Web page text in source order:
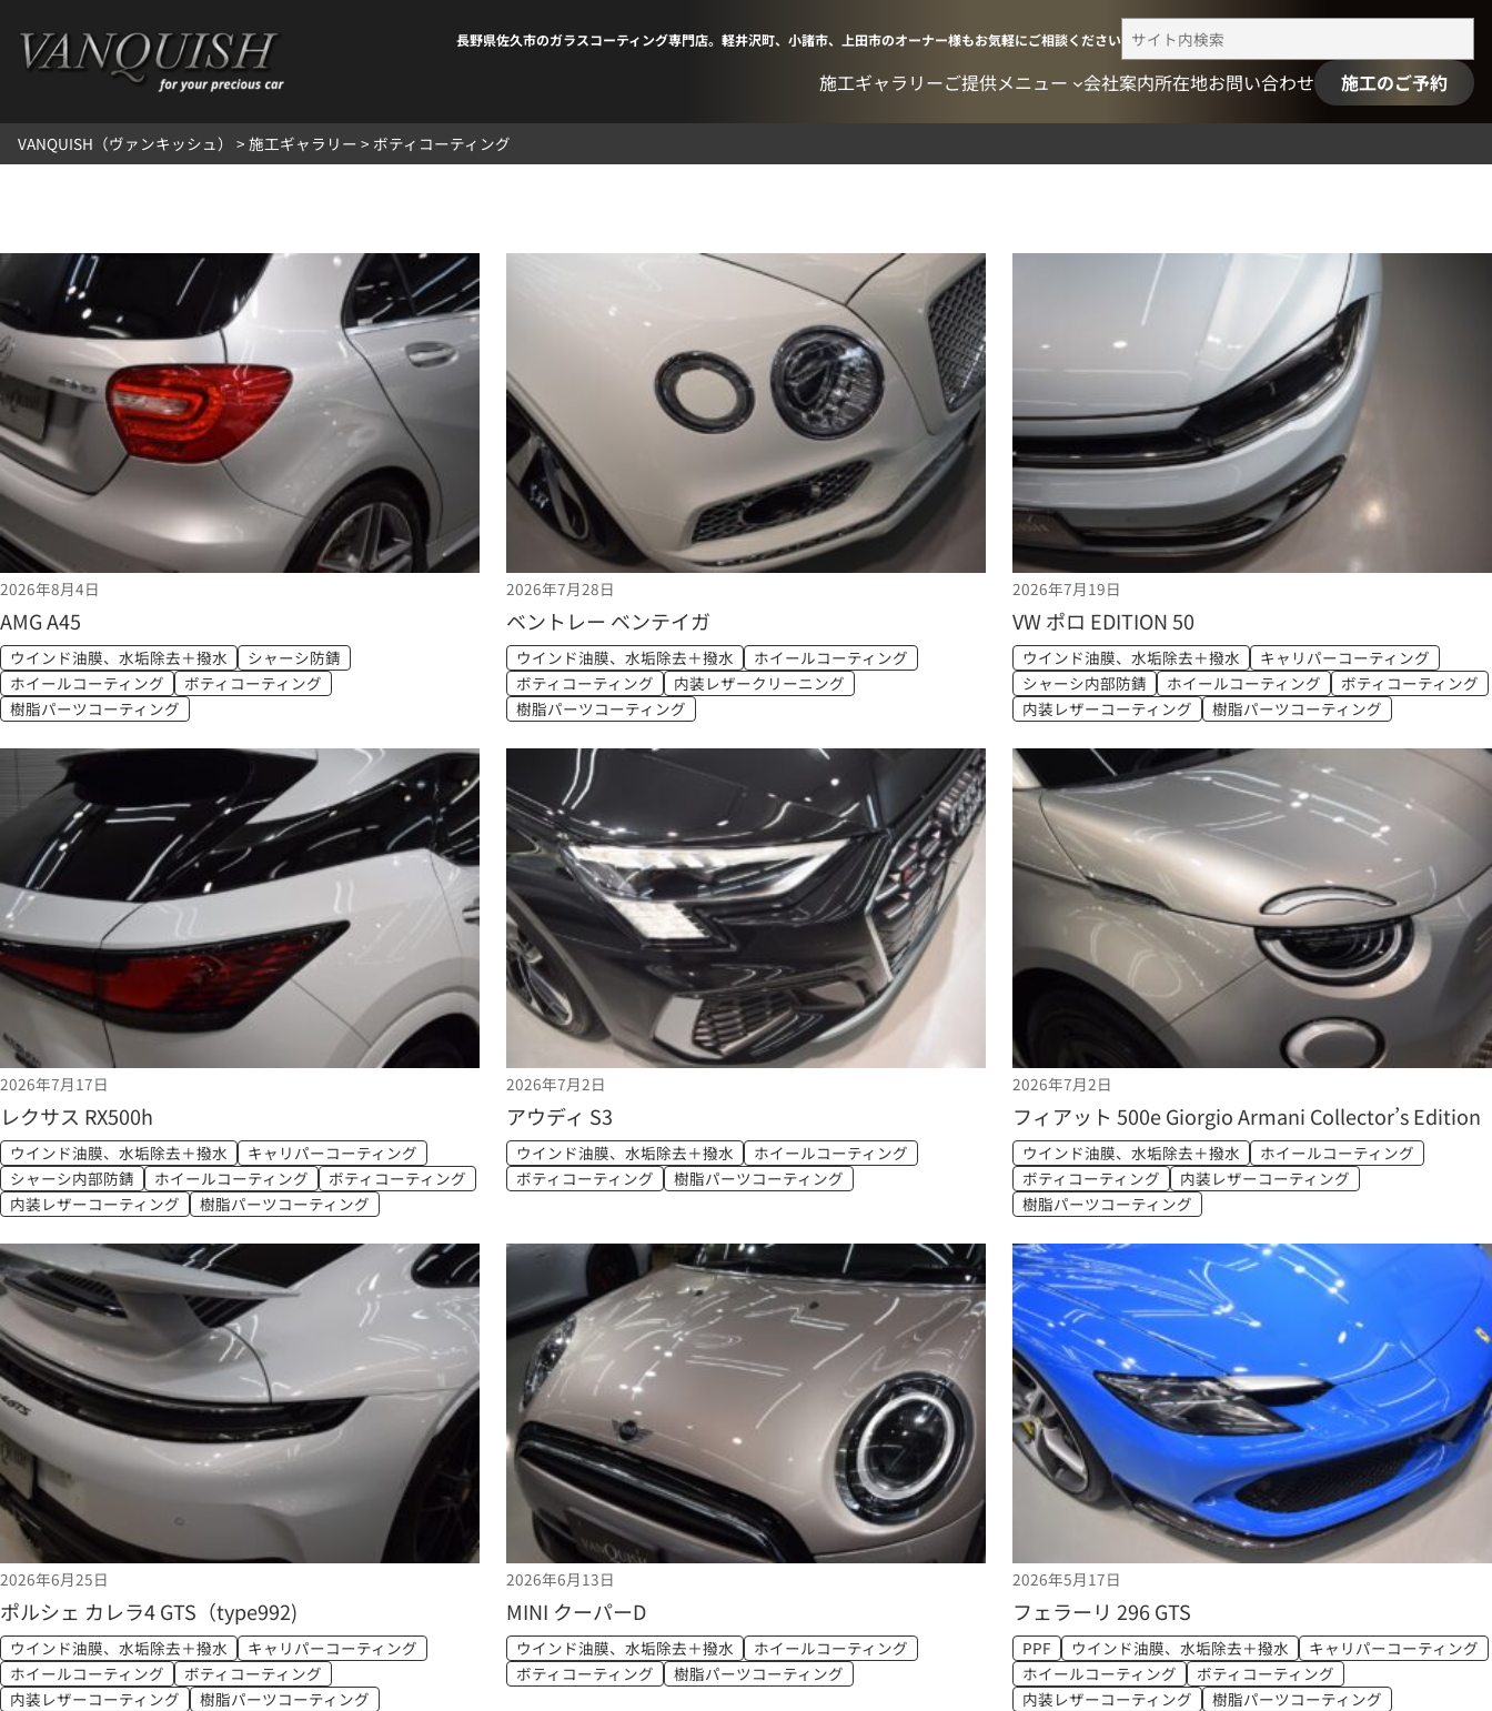
キ
長野県佐久市のガラスコーティング専門店。軽井沢町、小諸市、上田市のオーナー様もお気軽にご相談ください検
索
施工ギャラリーご提供メニュー 会社案内所在地お問い合わせ 施工のご予約
VANQUISH（ヴァンキッシュ） > 施工ギャラリー > ボティコーティング
2026年8月4日
AMG A45
ウインド油膜、水垢除去＋撥水
シャーシ防錆
ホイールコーティング
ボティコーティング
樹脂パーツコーティング
2026年7月28日
ベントレー ベンテイガ
ウインド油膜、水垢除去＋撥水
ホイールコーティング
ボティコーティング
内装レザークリーニング
樹脂パーツコーティング
2026年7月19日
VW ポロ EDITION 50
ウインド油膜、水垢除去＋撥水
キャリパーコーティング
シャーシ内部防錆
ホイールコーティング
ボティコーティング
内装レザーコーティング
樹脂パーツコーティング
2026年7月17日
レクサス RX500h
ウインド油膜、水垢除去＋撥水
キャリパーコーティング
シャーシ内部防錆
ホイールコーティング
ボティコーティング
内装レザーコーティング
樹脂パーツコーティング
2026年7月2日
アウディ S3
ウインド油膜、水垢除去＋撥水
ホイールコーティング
ボティコーティング
樹脂パーツコーティング
2026年7月2日
フィアット 500e Giorgio Armani Collector’s Edition
ウインド油膜、水垢除去＋撥水
ホイールコーティング
ボティコーティング
内装レザーコーティング
樹脂パーツコーティング
2026年6月25日
ポルシェ カレラ4 GTS（type992)
ウインド油膜、水垢除去＋撥水
キャリパーコーティング
ホイールコーティング
ボティコーティング
内装レザーコーティング
樹脂パーツコーティング
2026年6月13日
MINI クーパーD
ウインド油膜、水垢除去＋撥水
ホイールコーティング
ボティコーティング
樹脂パーツコーティング
2026年5月17日
フェラーリ 296 GTS
PPF ウインド油膜、水垢除去＋撥水
キャリパーコーティング
ホイールコーティング
ボティコーティング
内装レザーコーティング
樹脂パーツコーティング